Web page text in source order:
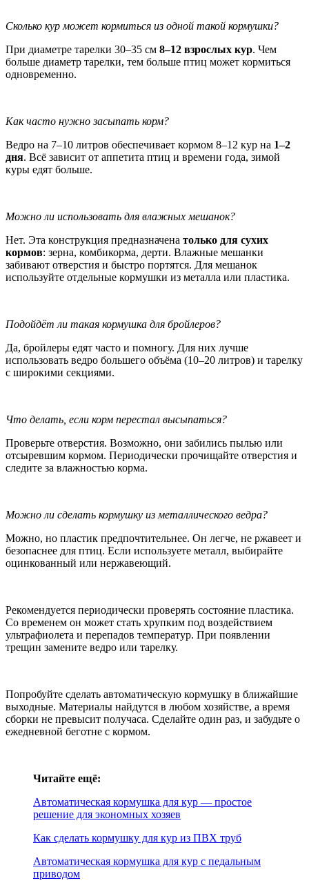
Сколько кур может кормиться из одной такой кормушки?
При диаметре тарелки 30–35 см 8–12 взрослых кур. Чем
больше диаметр тарелки, тем больше птиц может кормиться
одновременно.
Как часто нужно засыпать корм?
Ведро на 7–10 литров обеспечивает кормом 8–12 кур на 1–2
дня. Всё зависит от аппетита птиц и времени года, зимой
куры едят больше.
Можно ли использовать для влажных мешанок?
Нет. Эта конструкция предназначена только для сухих
кормов: зерна, комбикорма, дерти. Влажные мешанки
забивают отверстия и быстро портятся. Для мешанок
используйте отдельные кормушки из металла или пластика.
Подойдёт ли такая кормушка для бройлеров?
Да, бройлеры едят часто и помногу. Для них лучше
использовать ведро большего объёма (10–20 литров) и тарелку
с широкими секциями.
Что делать, если корм перестал высыпаться?
Проверьте отверстия. Возможно, они забились пылью или
отсыревшим кормом. Периодически прочищайте отверстия и
следите за влажностью корма.
Можно ли сделать кормушку из металлического ведра?
Можно, но пластик предпочтительнее. Он легче, не ржавеет и
безопаснее для птиц. Если используете металл, выбирайте
оцинкованный или нержавеющий.
Рекомендуется периодически проверять состояние пластика.
Со временем он может стать хрупким под воздействием
ультрафиолета и перепадов температур. При появлении
трещин замените ведро или тарелку.
Попробуйте сделать автоматическую кормушку в ближайшие
выходные. Материалы найдутся в любом хозяйстве, а время
сборки не превысит получаса. Сделайте один раз, и забудьте о
ежедневной беготне с кормом.
Читайте ещё:
Автоматическая кормушка для кур — простое
решение для экономных хозяев
Как сделать кормушку для кур из ПВХ труб
Автоматическая кормушка для кур с педальным
приводом